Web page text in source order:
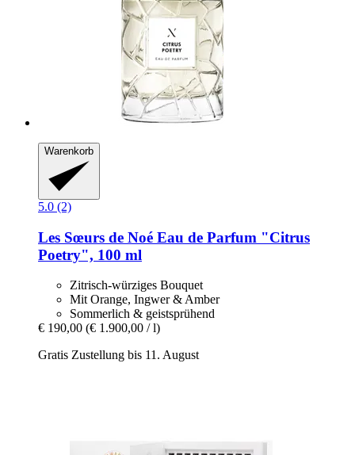
Warenkorb
5.0 (2)
Les Sœurs de Noé Eau de Parfum "Citrus
Poetry", 100 ml
Zitrisch-würziges Bouquet
Mit Orange, Ingwer & Amber
Sommerlich & geistsprühend
€ 190,00 (€ 1.900,00 / l)
Gratis Zustellung bis 11. August